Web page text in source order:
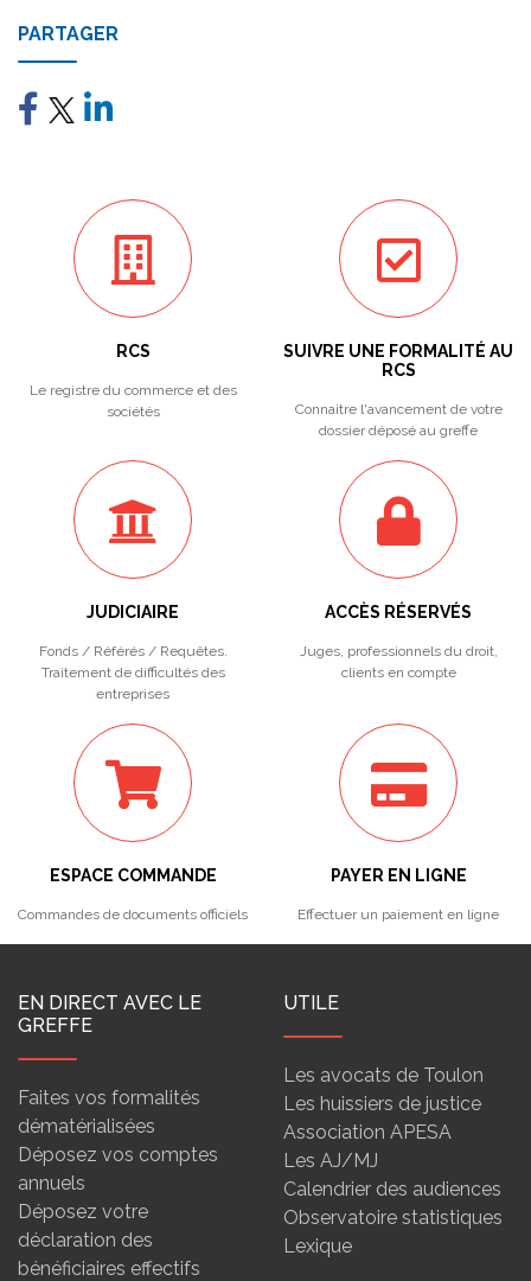
PARTAGER
RCS
Le registre du commerce et des
sociétés
SUIVRE UNE FORMALITÉ AU
RCS
Connaitre l'avancement de votre
dossier déposé au greffe
JUDICIAIRE
Fonds / Référés / Requêtes.
Traitement de difficultés des
entreprises
ACCÈS RÉSERVÉS
Juges, professionnels du droit,
clients en compte
ESPACE COMMANDE
Commandes de documents officiels
PAYER EN LIGNE
Effectuer un paiement en ligne
EN DIRECT AVEC LE
GREFFE
Faites vos formalités
dématérialisées
Déposez vos comptes
annuels
Déposez votre
déclaration des
bénéficiaires effectifs
UTILE
Les avocats de Toulon
Les huissiers de justice
Association APESA
Les AJ/MJ
Calendrier des audiences
Observatoire statistiques
Lexique